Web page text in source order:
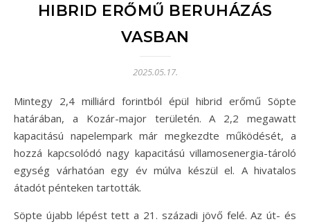
HIBRID ERŐMŰ BERUHÁZÁS
VASBAN
2025.05.17.
Mintegy 2,4 milliárd forintból épül hibrid erőmű Söpte
határában, a Kozár-major területén. A 2,2 megawatt
kapacitású napelempark már megkezdte működését, a
hozzá kapcsolódó nagy kapacitású villamosenergia-tároló
egység várhatóan egy év múlva készül el. A hivatalos
átadót pénteken tartották.
Söpte újabb lépést tett a 21. századi jövő felé. Az út- és